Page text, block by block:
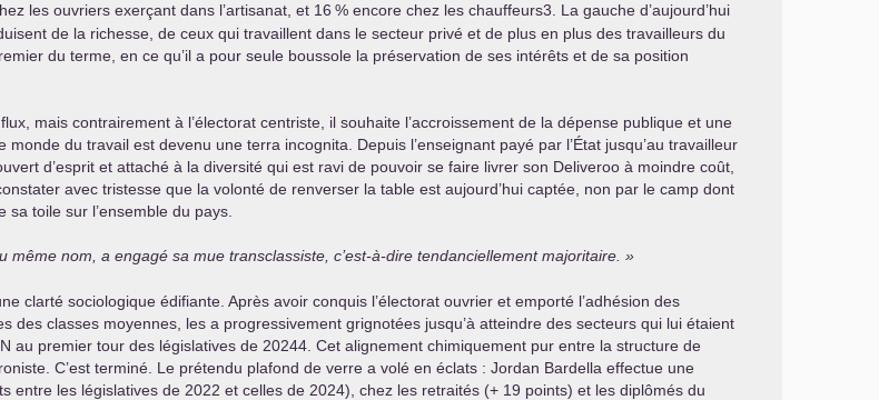
les ouvriers exerçant dans l’artisanat, et 16 % encore chez les chauffeurs3. La gauche d’aujourd’hui
de la richesse, de ceux qui travaillent dans le secteur privé et de plus en plus des travailleurs du
du terme, en ce qu’il a pour seule boussole la préservation de ses intérêts et de sa position
mais contrairement à l’électorat centriste, il souhaite l’accroissement de la dépense publique et une
du travail est devenu une terra incognita. Depuis l’enseignant payé par l’État jusqu’au travailleur
d’esprit et attaché à la diversité qui est ravi de pouvoir se faire livrer son Deliveroo à moindre coût,
avec tristesse que la volonté de renverser la table est aujourd’hui captée, non par le camp dont
toile sur l’ensemble du pays.
même nom, a engagé sa mue transclassiste, c’est-à-dire tendanciellement majoritaire.
clarté sociologique édifiante. Après avoir conquis l’électorat ouvrier et emporté l’adhésion des
classes moyennes, les a progressivement grignotées jusqu’à atteindre des secteurs qui lui étaient
au premier tour des législatives de 20244. Cet alignement chimiquement pur entre la structure de
C’est terminé. Le prétendu plafond de verre a volé en éclats : Jordan Bardella effectue une
entre les législatives de 2022 et celles de 2024), chez les retraités (+ 19 points) et les diplômés du